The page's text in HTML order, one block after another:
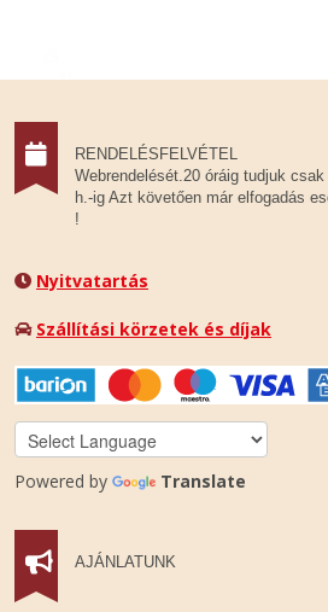
RENDELÉSFELVÉTEL
Webrendelését.20 óráig tudjuk
h.-ig Azt követően már elfogadás
!
Nyitvatartás
Szállítási körzetek és díjak
Powered by Translate
AJÁNLATUNK